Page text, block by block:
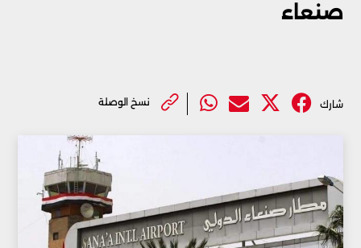
صنعاء
شارك نسخ الوصلة